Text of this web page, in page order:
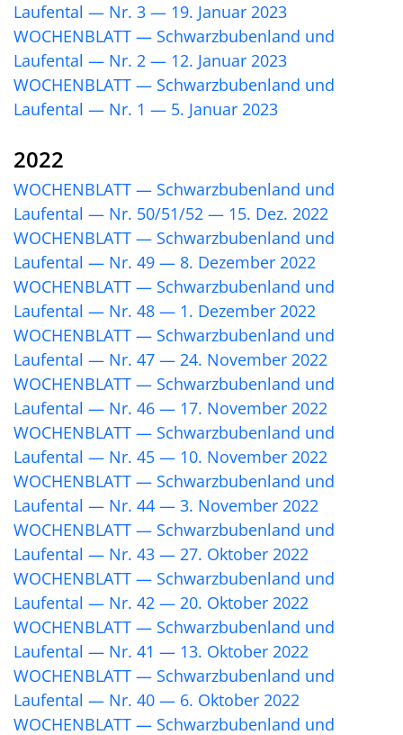
Laufental — Nr. 3 — 19. Januar 2023
WOCHENBLATT — Schwarzbubenland und
Laufental — Nr. 2 — 12. Januar 2023
WOCHENBLATT — Schwarzbubenland und
Laufental — Nr. 1 — 5. Januar 2023
2022
WOCHENBLATT — Schwarzbubenland und
Laufental — Nr. 50/51/52 — 15. Dez. 2022
WOCHENBLATT — Schwarzbubenland und
Laufental — Nr. 49 — 8. Dezember 2022
WOCHENBLATT — Schwarzbubenland und
Laufental — Nr. 48 — 1. Dezember 2022
WOCHENBLATT — Schwarzbubenland und
Laufental — Nr. 47 — 24. November 2022
WOCHENBLATT — Schwarzbubenland und
Laufental — Nr. 46 — 17. November 2022
WOCHENBLATT — Schwarzbubenland und
Laufental — Nr. 45 — 10. November 2022
WOCHENBLATT — Schwarzbubenland und
Laufental — Nr. 44 — 3. November 2022
WOCHENBLATT — Schwarzbubenland und
Laufental — Nr. 43 — 27. Oktober 2022
WOCHENBLATT — Schwarzbubenland und
Laufental — Nr. 42 — 20. Oktober 2022
WOCHENBLATT — Schwarzbubenland und
Laufental — Nr. 41 — 13. Oktober 2022
WOCHENBLATT — Schwarzbubenland und
Laufental — Nr. 40 — 6. Oktober 2022
WOCHENBLATT — Schwarzbubenland und